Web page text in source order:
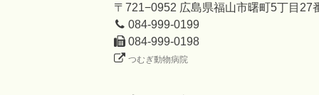
〒721−0952 広島県福山市曙町5丁目27
084-999-0199
084-999-0198
つむぎ動物病院